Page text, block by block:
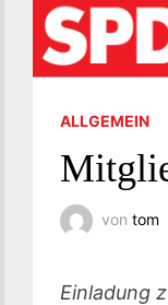
ALLGEMEIN
von tom
Einladung